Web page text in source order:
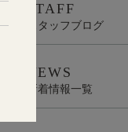
STAFF
スタッフブログ
NEWS
新着情報一覧